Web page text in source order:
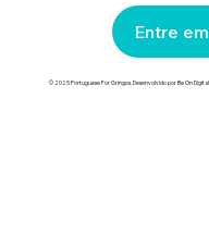
Entre
© 2025 Portuguese For Gringos. Desenvolvido por Be On